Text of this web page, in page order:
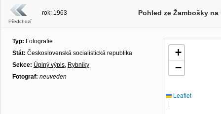
Předchozí
rok: 1963 Pohled ze Žambošky
Typ: Fotografie
Stát: Československá socialistická republika
Sekce: Úplný výpis, Rybníky
Fotograf: neuveden
+
−
Leaflet
|